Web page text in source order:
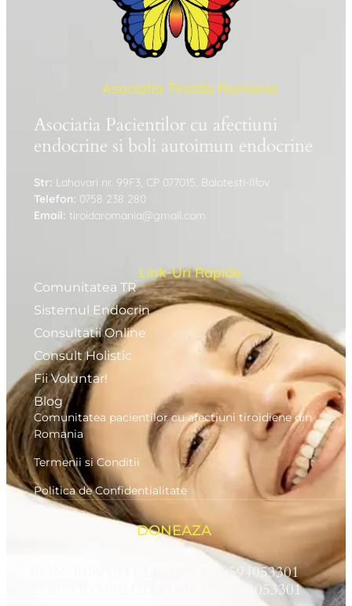
Asociatia Tiroida Romania
Asociatia Pacientilor cu afectiuni
endocrine si boli autoimun endocrine
Str: Lahovari nr. 99F3, CP 077015, Balotesti-Ilfov
Telefon: 0758 238 280
Email: tiroidaromania@gmail.com
Link-Uri Rapide
Comunitatea TR
Sistemul Endocrin
Consultatii Online
Consult Holistic
Fii Voluntar!
Blog
Comunitatea pacientilor cu afectiuni tiroidiene din
Romania
Termenii si Conditii
Politica de Confidentialitate
DONEAZA
RON RO95BTRLRONCRT0594053301
EURO RO45BTRLEURCRT0594053301